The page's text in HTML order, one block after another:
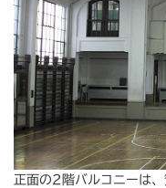
正面の2階バルコニーは